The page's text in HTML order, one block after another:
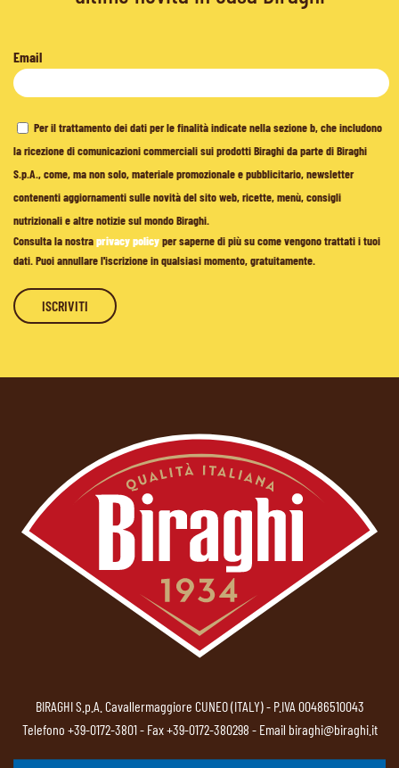
Email
Per il trattamento dei dati per le finalità indicate nella sezione b, che includono
la ricezione di comunicazioni commerciali sui prodotti Biraghi da parte di Biraghi
S.p.A., come, ma non solo, materiale promozionale e pubblicitario, newsletter
contenenti aggiornamenti sulle novità del sito web, ricette, menù, consigli
nutrizionali e altre notizie sul mondo Biraghi.
Consulta la nostraprivacy policyper saperne di più su come vengono trattati i tuoi
dati. Puoi annullare l'iscrizione in qualsiasi momento, gratuitamente.
BIRAGHI S.p.A. Cavallermaggiore CUNEO (ITALY) - P.IVA 00486510043
Telefono +39-0172-3801- Fax +39-0172-380298 - Email biraghi@biraghi.it